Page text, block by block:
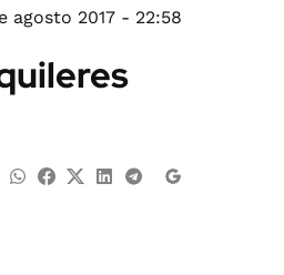
MÉXICO
MUNDO
agosto 2017 - 22:58